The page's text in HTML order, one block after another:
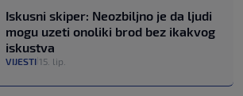
Iskusni skiper: Neozbiljno je da ljudi
mogu uzeti onoliki brod bez ikakvog
iskustva
VIJESTI 15. lip.